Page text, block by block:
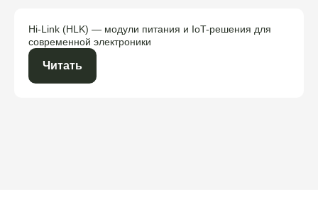
Hi-Link (HLK) — модули питания и IoT-решения для
современной электроники
Читать